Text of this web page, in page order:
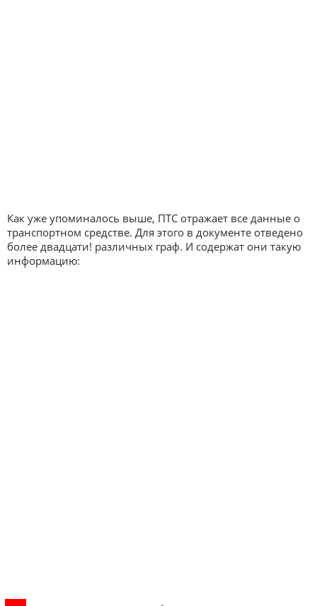
Как уже упоминалось выше, ПТС отражает все данные о
транспортном средстве. Для этого в документе отведено
более двадцати! различных граф. И содержат они такую
информацию: